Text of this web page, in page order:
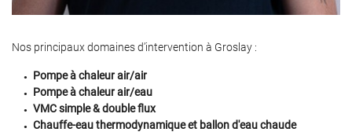
Nos principaux domaines d’intervention à Groslay :
Pompe à chaleur air/air
Pompe à chaleur air/eau
VMC simple & double flux
Chauffe-eau thermodynamique et ballon d'eau chaude